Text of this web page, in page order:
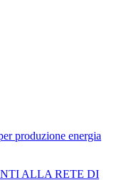
produzione energia
ALLA RETE DI